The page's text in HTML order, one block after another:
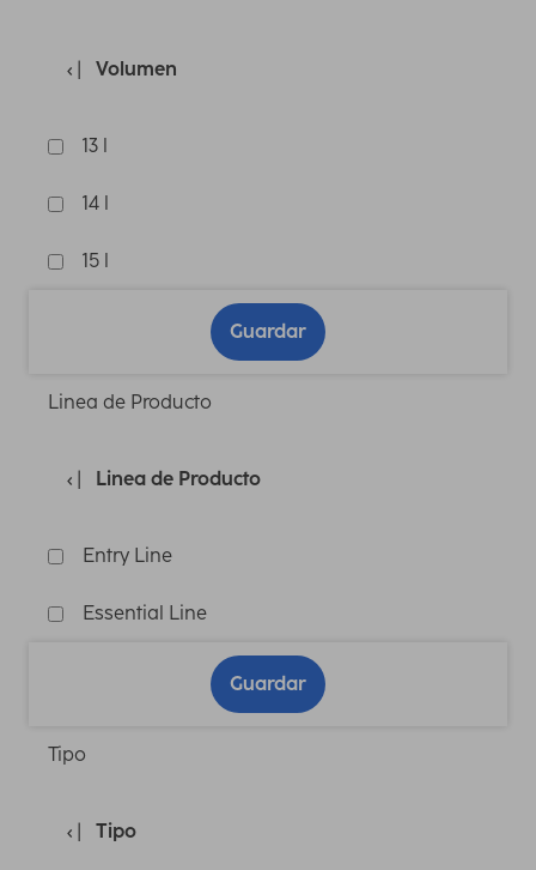
Volumen
13 l
14 l
15 l
Guardar
Linea de Producto
Linea de Producto
Entry Line
Essential Line
Guardar
Tipo
Tipo